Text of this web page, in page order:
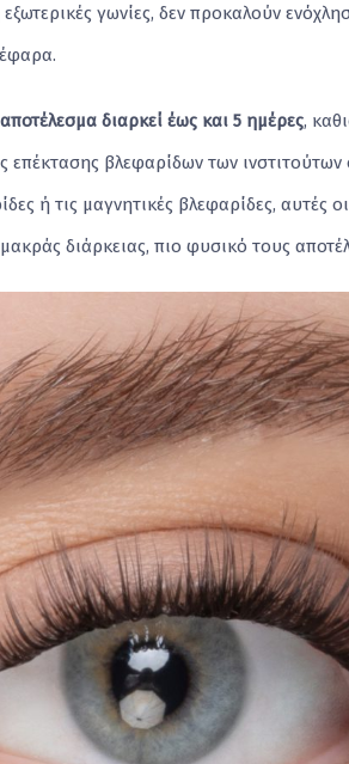
γωνίες, δεν προκαλούν
διαρκεί έως και 5 ημέρες,
επέκτασης βλεφαρίδων των
ή τις μαγνητικές βλεφαρίδες, αυτές οι
διάρκειας, πιο φυσικό τους